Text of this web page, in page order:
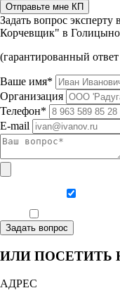
Отправьте мне КП
Задать вопрос
Корчевщик" в Голицыно
(гарантированный
Ваше имя*
Организация
Телефон*
E-mail
Задать вопрос
ИЛИ ПОСЕТИТЬ
АДРЕС